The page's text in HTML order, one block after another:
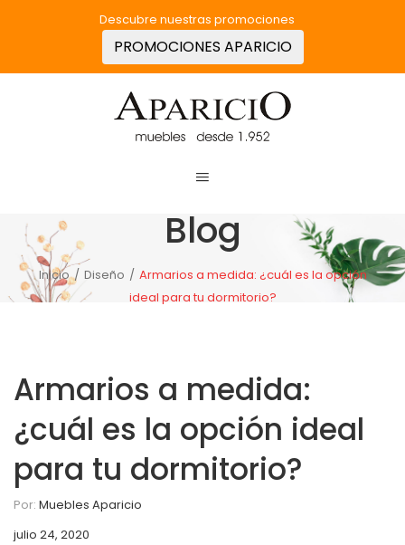
Descubre nuestras promociones
PROMOCIONES APARICIO
Blog
Inicio / Diseño / Armarios a medida: ¿cuál es la opción
ideal para tu dormitorio?
Armarios a medida:
¿cuál es la opción ideal
para tu dormitorio?
Por: Muebles Aparicio
julio 24, 2020